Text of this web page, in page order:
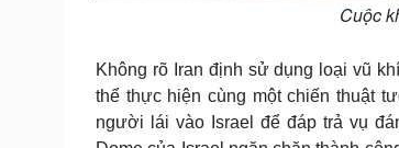
Cuộc
Không rõ Iran định sử dụng loại vũ
thể thực hiện cùng một chiến thuật
người lái vào Israel để đáp trả vụ